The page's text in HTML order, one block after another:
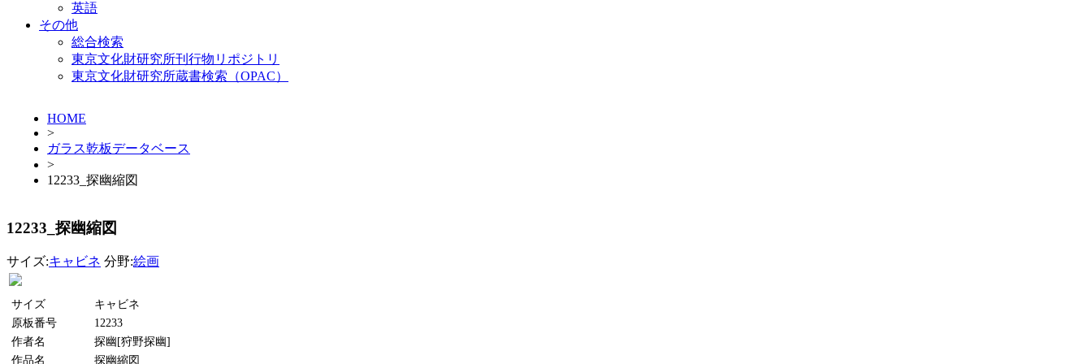
英語
その他
総合検索
東京文化財研究所刊行物リポジトリ
東京文化財研究所蔵書検索（OPAC）
HOME
>
ガラス乾板データベース
>
12233_探幽縮図
12233_探幽縮図
サイズ:キャビネ 分野:絵画
サイズ
キャビネ
原板番号
12233
作者名
探幽[狩野探幽]
作品名
探幽縮図